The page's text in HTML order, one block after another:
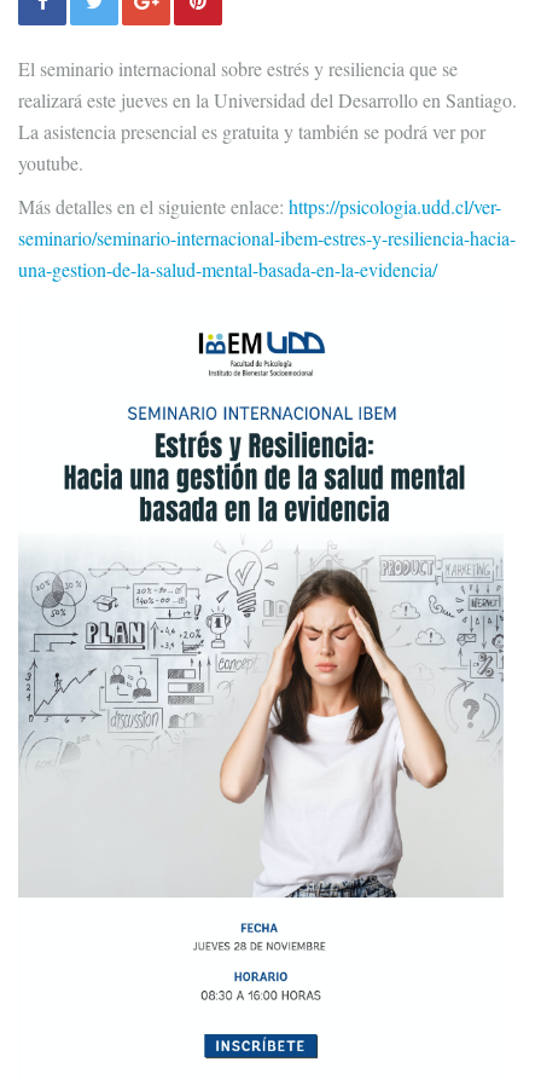
El seminario internacional sobre estrés y resiliencia que se
realizará este jueves en la Universidad del Desarrollo en Santiago.
La asistencia presencial es gratuita y también se podrá ver por
youtube.
Más detalles en el siguiente enlace: https://psicologia.udd.cl/ver-
seminario/seminario-internacional-ibem-estres-y-resiliencia-hacia-
una-gestion-de-la-salud-mental-basada-en-la-evidencia/